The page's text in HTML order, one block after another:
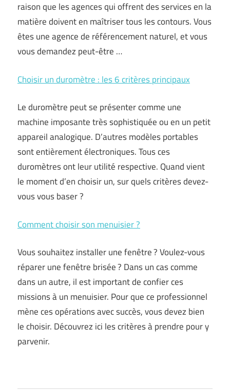
raison que les agences qui offrent des services en la
matière doivent en maîtriser tous les contours. Vous
êtes une agence de référencement naturel, et vous
vous demandez peut-être …
Choisir un duromètre : les 6 critères principaux
Le duromètre peut se présenter comme une
machine imposante très sophistiquée ou en un petit
appareil analogique. D’autres modèles portables
sont entièrement électroniques. Tous ces
duromètres ont leur utilité respective. Quand vient
le moment d’en choisir un, sur quels critères devez-
vous vous baser ?
Comment choisir son menuisier ?
Vous souhaitez installer une fenêtre ? Voulez-vous
réparer une fenêtre brisée ? Dans un cas comme
dans un autre, il est important de confier ces
missions à un menuisier. Pour que ce professionnel
mène ces opérations avec succès, vous devez bien
le choisir. Découvrez ici les critères à prendre pour y
parvenir.